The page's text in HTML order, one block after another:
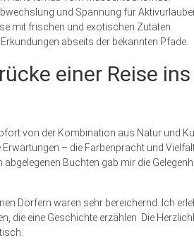
und Spannung für
mit frischen und exotischen Zutaten.
abseits der bekannten Pfade.
einer Reise
von der Kombination aus Natur und
– die Farbenpracht und
Buchten gab mir die
Dörfern waren sehr bereichernd. Ich
die eine Geschichte erzählen. Die